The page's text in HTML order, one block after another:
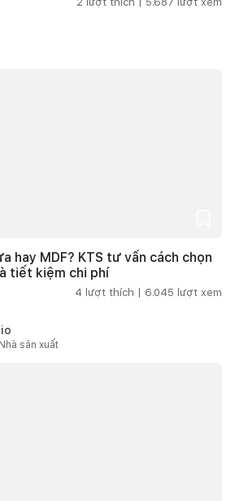
hay MDF? KTS tư vấn cách chọn
tiết kiệm chi phí
4 lượt thích | 6.045 lượt xem
sản xuất